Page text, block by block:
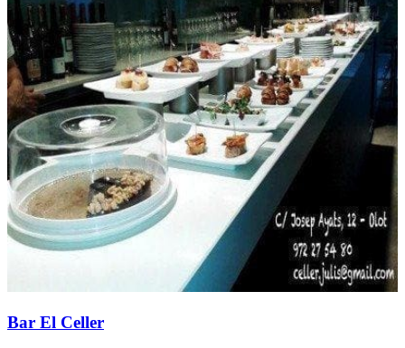
Bar El Celler